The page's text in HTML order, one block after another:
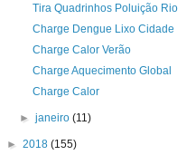
Tira Quadrinhos Poluição Rio
Charge Dengue Lixo Cidade
Charge Calor Verão
Charge Aquecimento Global
Charge Calor
► janeiro (11)
► 2018 (155)